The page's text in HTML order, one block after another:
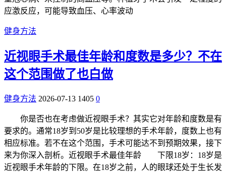
应激反应，可能导致血压、心率波动
健身方法
近视眼手术最佳年龄和度数是多少？不在
这个范围做了也白做
健身方法 2026-07-13 1405 0
你是否也在考虑做近视眼手术？其实它对年龄和度数是有
要求的。通常18岁到50岁是比较理想的手术年龄，度数上也有
相应标准。若不在这个范围，手术可能达不到预期效果，接下
来为你深入剖析。近视眼手术最佳年龄 下限18岁：18岁是
近视眼手术年龄的下限。在18岁之前，人的眼球还处于生长发